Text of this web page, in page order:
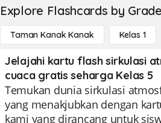
Explore Flashcards by
Taman Kanak Kanak Kelas 1
Jelajahi kartu flash sirkulasi
cuaca gratis seharga Kelas 5
Temukan dunia sirkulasi
yang menakjubkan dengan
kami yang dirancang untuk